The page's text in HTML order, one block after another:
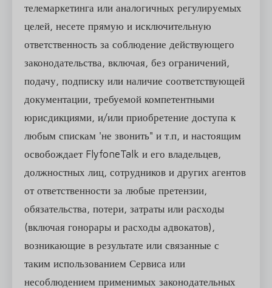
телемаркетинга или аналогичных регулируемых
целей, несете прямую и исключительную
ответственность за соблюдение действующего
законодательства, включая, без ограничений,
подачу, подписку или наличие соответствующей
документации, требуемой компетентными
юрисдикциями, и/или приобретение доступа к
любым спискам 'не звонить" и т.п, и настоящим
освобождает FlyfoneTalk и его владельцев,
должностных лиц, сотрудников и других агентов
от ответственности за любые претензии,
обязательства, потери, затраты или расходы
(включая гонорары и расходы адвокатов),
возникающие в результате или связанные с
таким использованием Сервиса или
несоблюдением применимых законодательных